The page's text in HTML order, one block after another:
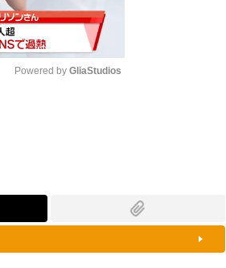
Powered by GliaStudios